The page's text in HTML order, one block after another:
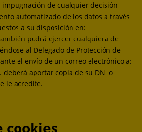
de cualquier decisión
automatizado de los datos a través
a su disposición en:
podrá ejercer cualquiera de
al Delegado de Protección de
el envío de un correo electrónico a:
deberá aportar copia de su DNI o
le acredite.
cookies